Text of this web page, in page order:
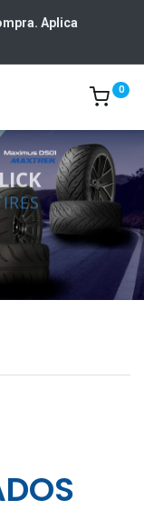
Aplica
0